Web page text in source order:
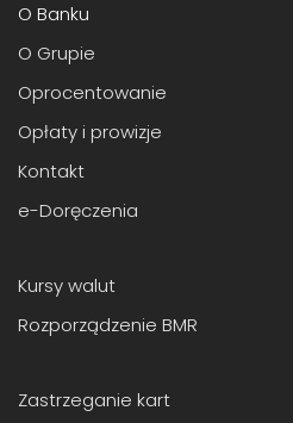
O Banku
O Grupie
Oprocentowanie
Opłaty i prowizje
Kontakt
e-Doręczenia
Kursy walut
Rozporządzenie BMR
Zastrzeganie kart